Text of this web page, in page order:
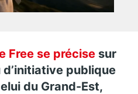
Free se précise sur
publique
du Grand-Est,